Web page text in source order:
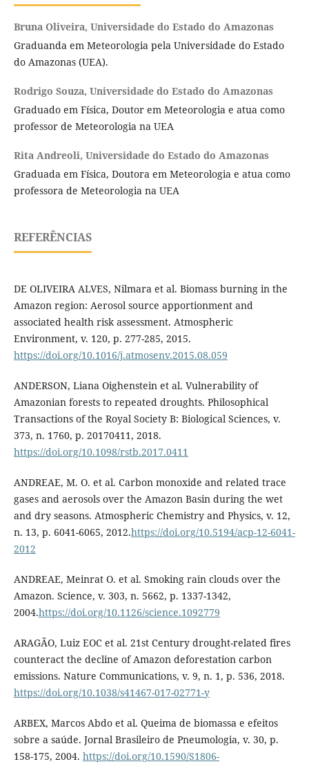
Bruna Oliveira, Universidade do Estado do Amazonas
Graduanda em Meteorologia pela Universidade do Estado
do Amazonas (UEA).
Rodrigo Souza, Universidade do Estado do Amazonas
Graduado em Física, Doutor em Meteorologia e atua como
professor de Meteorologia na UEA
Rita Andreoli, Universidade do Estado do Amazonas
Graduada em Física, Doutora em Meteorologia e atua como
professora de Meteorologia na UEA
REFERÊNCIAS
DE OLIVEIRA ALVES, Nilmara et al. Biomass burning in the
Amazon region: Aerosol source apportionment and
associated health risk assessment. Atmospheric
Environment, v. 120, p. 277-285, 2015.
https://doi.org/10.1016/j.atmosenv.2015.08.059
ANDERSON, Liana Oighenstein et al. Vulnerability of
Amazonian forests to repeated droughts. Philosophical
Transactions of the Royal Society B: Biological Sciences, v.
373, n. 1760, p. 20170411, 2018.
https://doi.org/10.1098/rstb.2017.0411
ANDREAE, M. O. et al. Carbon monoxide and related trace
gases and aerosols over the Amazon Basin during the wet
and dry seasons. Atmospheric Chemistry and Physics, v. 12,
n. 13, p. 6041-6065, 2012.https://doi.org/10.5194/acp-12-6041-
2012
ANDREAE, Meinrat O. et al. Smoking rain clouds over the
Amazon. Science, v. 303, n. 5662, p. 1337-1342,
2004.https://doi.org/10.1126/science.1092779
ARAGÃO, Luiz EOC et al. 21st Century drought-related fires
counteract the decline of Amazon deforestation carbon
emissions. Nature Communications, v. 9, n. 1, p. 536, 2018.
https://doi.org/10.1038/s41467-017-02771-y
ARBEX, Marcos Abdo et al. Queima de biomassa e efeitos
sobre a saúde. Jornal Brasileiro de Pneumologia, v. 30, p.
158-175, 2004. https://doi.org/10.1590/S1806-